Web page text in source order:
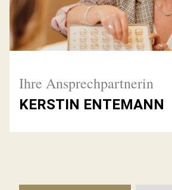
Ihre Ansprechpartnerin
KERSTIN ENTEMANN